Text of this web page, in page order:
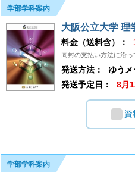
学部学科案内
大阪公立大学 理
料金（送料含）：
同封の支払い方法に沿
発送方法：
ゆう
発送予定日：
8月
資
学部学科案内